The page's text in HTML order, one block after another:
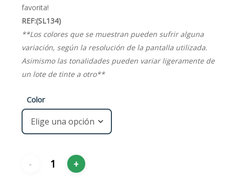
favorita!
REF:(SL134)
**Los colores que se muestran pueden sufrir alguna
variación, según la resolución de la pantalla utilizada.
Asimismo las tonalidades pueden variar ligeramente de
un lote de tinte a otro**
Color